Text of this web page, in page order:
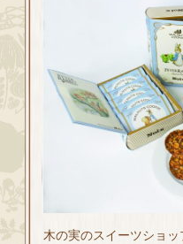
木の実のスイーツショ